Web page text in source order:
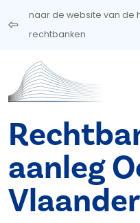
Overslaan en naar de
naar de website van de
rechtbanken
aanleg